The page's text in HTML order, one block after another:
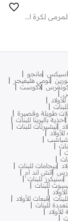
قفازات حارس المرمى لكرة القدم ماتش للاطفال
اسيكس مانجو
تومي هليفيجر
لاكوست
طويلة وقصيرة
احذية باليرينا للبنات
تيشيرتات للبنات
بيجامات للبنات
اتش اند ام
سنيكرز للبنات
للبنات
قبعات للأولاد
للبنات